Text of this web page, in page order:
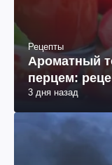
Рецепты
Ароматный
перцем:
3 дня назад